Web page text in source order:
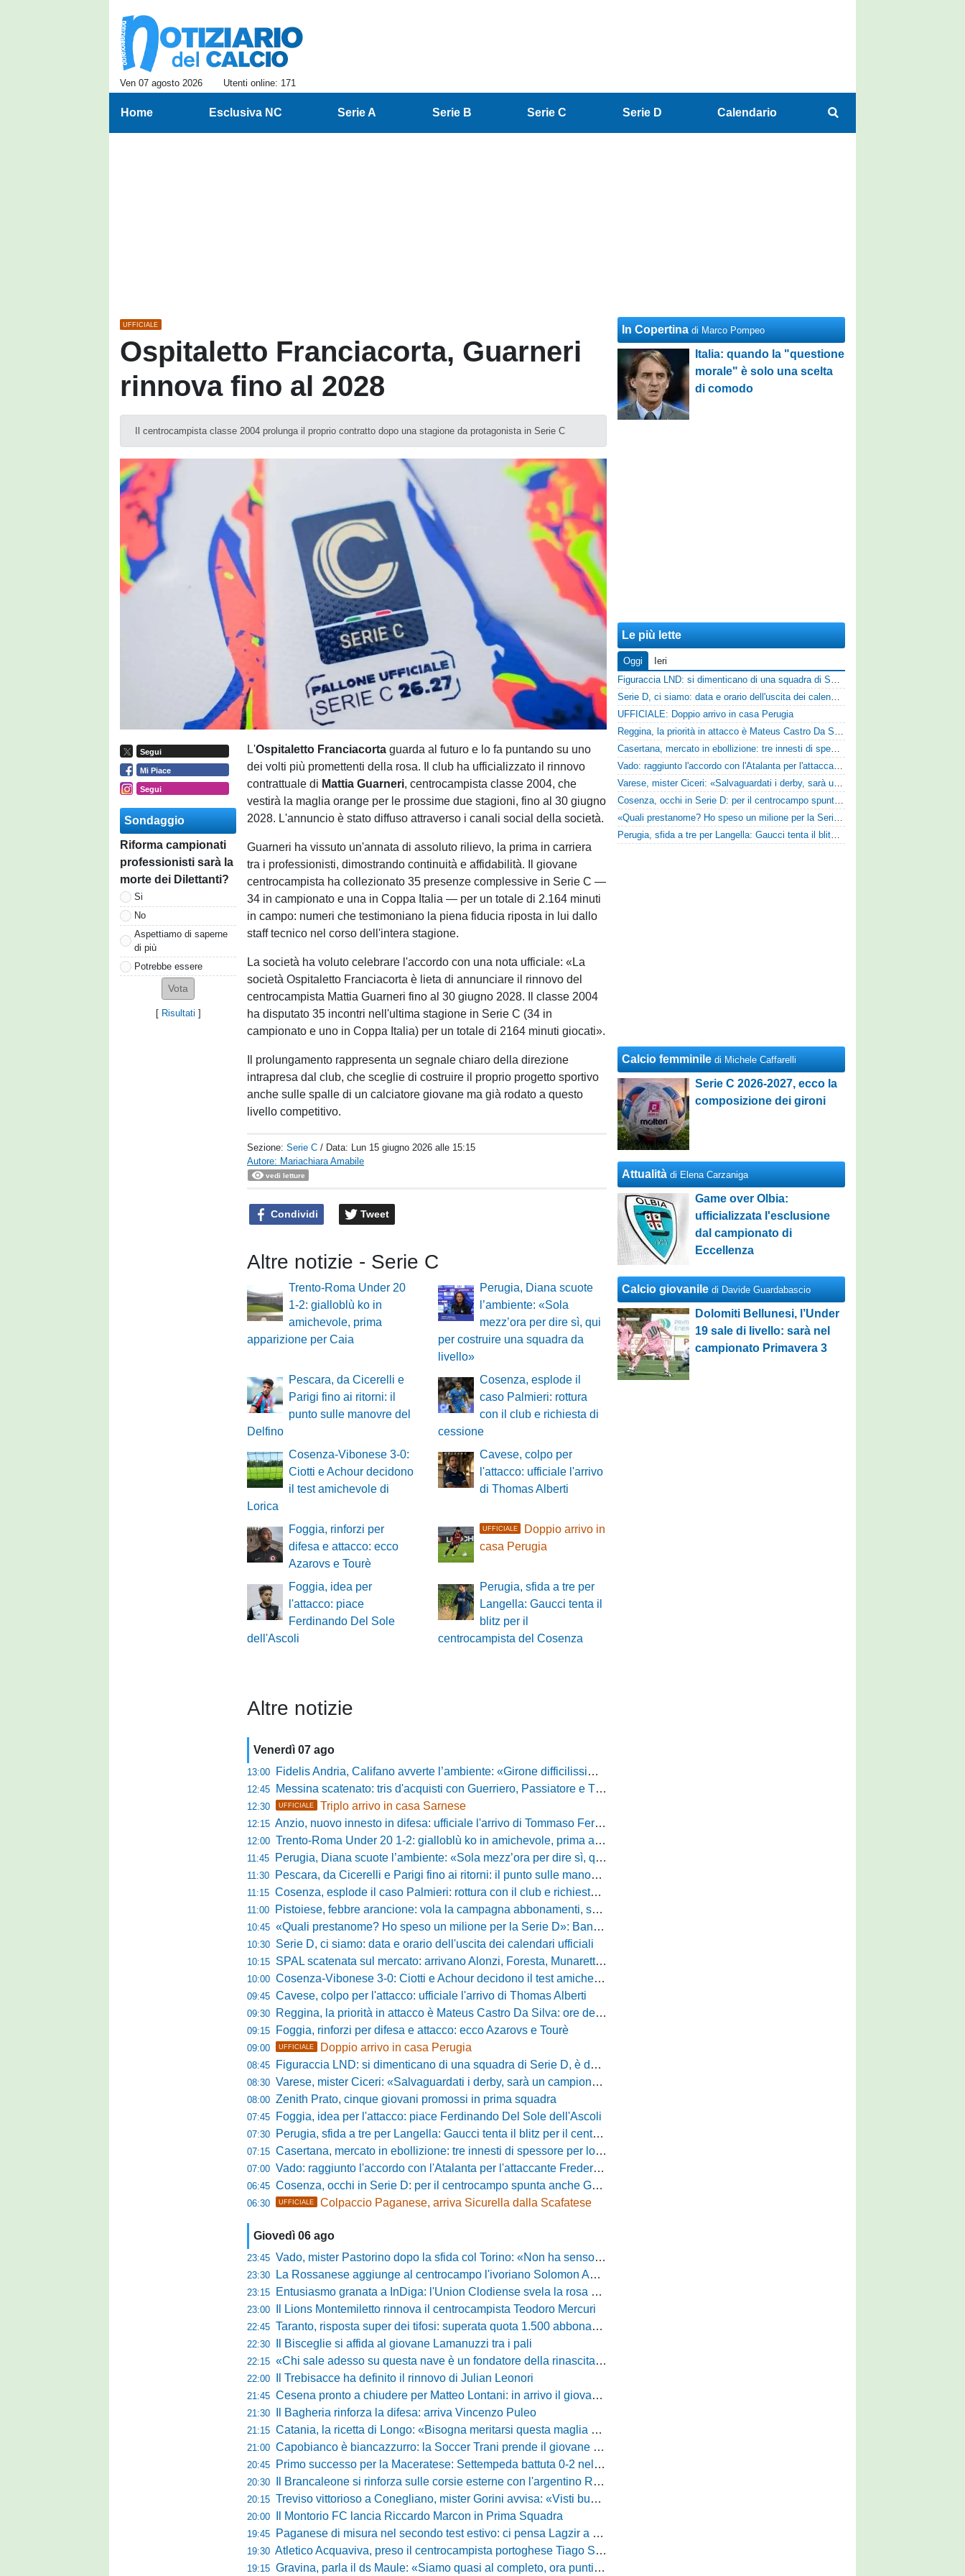
Ven 07 agosto 2026 Utenti online: 171
Home Esclusiva NC Serie A Serie B Serie C Serie D Calendario
UFFICIALE
Ospitaletto Franciacorta, Guarneri
rinnova fino al 2028
Il centrocampista classe 2004 prolunga il proprio contratto dopo una stagione da protagonista in Serie C
Segui
Mi Piace
Segui
Sondaggio
Riforma campionati
professionisti sarà la
morte dei Dilettanti?
Si
No
Aspettiamo di saperne
di più
Potrebbe essere
[ Risultati ]
L'Ospitaletto Franciacortaguarda al futuro e lo fa puntando su uno
dei volti più promettenti della rosa. Il club ha ufficializzato il rinnovo
contrattuale di Mattia Guarneri, centrocampista classe 2004, che
vestirà la maglia orange per le prossime due stagioni, fino al 30 giugno
2028. L'annuncio è stato diffuso attraverso i canali social della società.
Guarneri ha vissuto un'annata di assoluto rilievo, la prima in carriera
tra i professionisti, dimostrando continuità e affidabilità. Il giovane
centrocampista ha collezionato 35 presenze complessive in Serie C —
34 in campionato e una in Coppa Italia — per un totale di 2.164 minuti
in campo: numeri che testimoniano la piena fiducia riposta in lui dallo
staff tecnico nel corso dell'intera stagione.
La società ha voluto celebrare l'accordo con una nota ufficiale: «La
società Ospitaletto Franciacorta è lieta di annunciare il rinnovo del
centrocampista Mattia Guarneri fino al 30 giugno 2028. Il classe 2004
ha disputato 35 incontri nell'ultima stagione in Serie C (34 in
campionato e uno in Coppa Italia) per un totale di 2164 minuti giocati».
Il prolungamento rappresenta un segnale chiaro della direzione
intrapresa dal club, che sceglie di costruire il proprio progetto sportivo
anche sulle spalle di un calciatore giovane ma già rodato a questo
livello competitivo.
Sezione:Serie C / Data: Lun 15 giugno 2026 alle 15:15
Autore: Mariachiara Amabile
vedi letture
Condividi Tweet
Altre notizie - Serie C
Trento-Roma Under 20
1-2: gialloblù ko in
amichevole, prima
apparizione per Caia
Perugia, Diana scuote
l’ambiente: «Sola
mezz’ora per dire sì, qui
per costruire una squadra da
livello»
Pescara, da Cicerelli e
Parigi fino ai ritorni: il
punto sulle manovre del
Delfino
Cosenza, esplode il
caso Palmieri: rottura
con il club e richiesta di
cessione
Cosenza-Vibonese 3-0:
Ciotti e Achour decidono
il test amichevole di
Lorica
Cavese, colpo per
l'attacco: ufficiale l'arrivo
di Thomas Alberti
Foggia, rinforzi per
difesa e attacco: ecco
Azarovs e Tourè
UFFICIALE
Doppio arrivo in
casa Perugia
Foggia, idea per
l'attacco: piace
Ferdinando Del Sole
dell'Ascoli
Perugia, sfida a tre per
Langella: Gaucci tenta il
blitz per il
centrocampista del Cosenza
Altre notizie
Venerdì 07 ago
13:00 Fidelis Andria, Califano avverte l’ambiente: «Girone difficilissimo, affascinante e bellissimo: non prometto risultati»
12:45 Messina scatenato: tris d'acquisti con Guerriero, Passiatore e Theodore
12:30 UFFICIALE Triplo arrivo in casa Sarnese
12:15 Anzio, nuovo innesto in difesa: ufficiale l'arrivo di Tommaso Ferraro
12:00 Trento-Roma Under 20 1-2: gialloblù ko in amichevole, prima apparizione per Caia
11:45 Perugia, Diana scuote l’ambiente: «Sola mezz’ora per dire sì, qui per costruire una squadra da livello»
11:30 Pescara, da Cicerelli e Parigi fino ai ritorni: il punto sulle manovre del Delfino
11:15 Cosenza, esplode il caso Palmieri: rottura con il club e richiesta di cessione
11:00 Pistoiese, febbre arancione: vola la campagna abbonamenti, superata quota 750 tessere
10:45 «Quali prestanome? Ho speso un milione per la Serie D»: Bandecchi rompe il silenzio sul futuro della Ternana
10:30 Serie D, ci siamo: data e orario dell'uscita dei calendari ufficiali
10:15 SPAL scatenata sul mercato: arrivano Alonzi, Foresta, Munaretto e Tobia
10:00 Cosenza-Vibonese 3-0: Ciotti e Achour decidono il test amichevole di Lorica
09:45 Cavese, colpo per l'attacco: ufficiale l'arrivo di Thomas Alberti
09:30 Reggina, la priorità in attacco è Mateus Castro Da Silva: ore decisive per la fumata bianca
09:15 Foggia, rinforzi per difesa e attacco: ecco Azarovs e Tourè
09:00 UFFICIALE Doppio arrivo in casa Perugia
08:45 Figuraccia LND: si dimenticano di una squadra di Serie D, è da rifare il programma Coppa Italia
08:30 Varese, mister Ciceri: «Salvaguardati i derby, sarà un campionato avvincente»
08:00 Zenith Prato, cinque giovani promossi in prima squadra
07:45 Foggia, idea per l'attacco: piace Ferdinando Del Sole dell'Ascoli
07:30 Perugia, sfida a tre per Langella: Gaucci tenta il blitz per il centrocampista del Cosenza
07:15 Casertana, mercato in ebollizione: tre innesti di spessore per lo scacchiere di Vinicio Espinal
07:00 Vado: raggiunto l'accordo con l'Atalanta per l'attaccante Frederick Samuel Ndongue
06:45 Cosenza, occhi in Serie D: per il centrocampo spunta anche Gerardo Di Gilio
06:30 UFFICIALE Colpaccio Paganese, arriva Sicurella dalla Scafatese
Giovedì 06 ago
23:45 Vado, mister Pastorino dopo la sfida col Torino: «Non ha senso chiudersi e fare le barricate»
23:30 La Rossanese aggiunge al centrocampo l'ivoriano Solomon Andrews Manu
23:15 Entusiasmo granata a InDiga: l'Union Clodiense svela la rosa per la nuova annata
23:00 Il Lions Montemiletto rinnova il centrocampista Teodoro Mercuri
22:45 Taranto, risposta super dei tifosi: superata quota 1.500 abbonamenti
22:30 Il Bisceglie si affida al giovane Lamanuzzi tra i pali
22:15 «Chi sale adesso su questa nave è un fondatore della rinascita»: Davis carica l'ambiente Messina
22:00 Il Trebisacce ha definito il rinnovo di Julian Leonori
21:45 Cesena pronto a chiudere per Matteo Lontani: in arrivo il giovane talento dello Spezia
21:30 Il Bagheria rinforza la difesa: arriva Vincenzo Puleo
21:15 Catania, la ricetta di Longo: «Bisogna meritarsi questa maglia ogni singolo giorno»
21:00 Capobianco è biancazzurro: la Soccer Trani prende il giovane attaccante ex Monopoli
20:45 Primo successo per la Maceratese: Settempeda battuta 0-2 nella ripresa
20:30 Il Brancaleone si rinforza sulle corsie esterne con l'argentino Rotela
20:15 Treviso vittorioso a Conegliano, mister Gorini avvisa: «Visti buoni spunti, ma c'è ancora tanto da lavorare»
20:00 Il Montorio FC lancia Riccardo Marcon in Prima Squadra
19:45 Paganese di misura nel secondo test estivo: ci pensa Lagzir a piegare l'Equipe Campania
19:30 Atletico Acquaviva, preso il centrocampista portoghese Tiago Santos
19:15 Gravina, parla il ds Maule: «Siamo quasi al completo, ora puntiamo sugli esterni d'attacco»
In Copertina di Marco Pompeo
Italia: quando la "questione
morale" è solo una scelta
di comodo
Le più lette
Oggi
Ieri
Figuraccia LND: si dimenticano di una squadra di Serie D, è da rifare il programma Coppa Italia
Serie D, ci siamo: data e orario dell'uscita dei calendari ufficiali
UFFICIALE: Doppio arrivo in casa Perugia
Reggina, la priorità in attacco è Mateus Castro Da Silva: ore decisive per la fumata bianca
Casertana, mercato in ebollizione: tre innesti di spessore per lo scacchiere di Vinicio Espinal
Vado: raggiunto l'accordo con l'Atalanta per l'attaccante Frederick Samuel Ndongue
Varese, mister Ciceri: «Salvaguardati i derby, sarà un campionato avvincente»
Cosenza, occhi in Serie D: per il centrocampo spunta anche Gerardo Di Gilio
«Quali prestanome? Ho speso un milione per la Serie D»: Bandecchi rompe il silenzio sul futuro della Ternana
Perugia, sfida a tre per Langella: Gaucci tenta il blitz per il centrocampista del Cosenza
Calcio femminile di Michele Caffarelli
Serie C 2026-2027, ecco la
composizione dei gironi
Attualità di Elena Carzaniga
Game over Olbia:
ufficializzata l'esclusione
dal campionato di
Eccellenza
Calcio giovanile di Davide Guardabascio
Dolomiti Bellunesi, l’Under
19 sale di livello: sarà nel
campionato Primavera 3